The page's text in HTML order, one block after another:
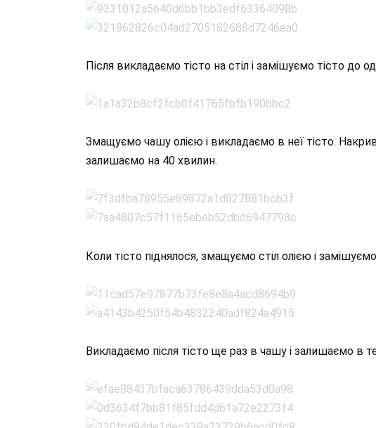
Після викладаємо тісто на стіл і замішуємо тісто до
Змащуємо чашу олією і викладаємо в неї тісто.
залишаємо на 40 хвилин.
Коли тісто піднялося, змащуємо стіл олією і
Викладаємо після тісто ще раз в чашу і залишаємо в